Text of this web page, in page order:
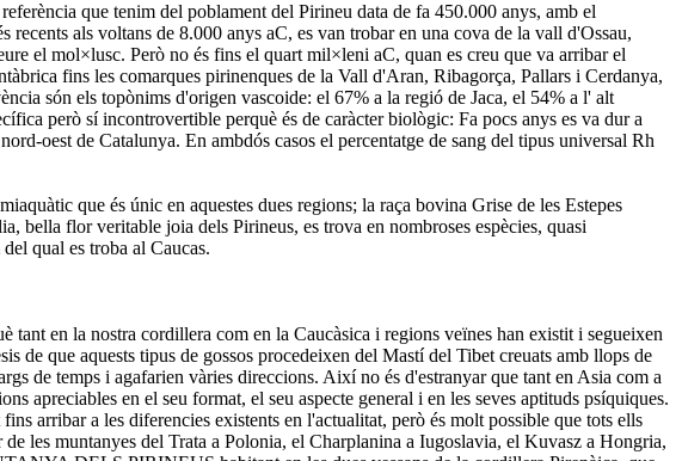
que tenim del poblament del Pirineu data de fa 450.000 anys, amb el
als voltans de 8.000 anys aC, es van trobar en una cova de la vall d'Ossau,
el mol×lusc. Però no és fins el quart mil×leni aC, quan es creu que va arribar el
fins les comarques pirinenques de la Vall d'Aran, Ribagorça, Pallars i Cerdanya,
són els topònims d'origen vascoide: el 67% a la regió de Jaca, el 54% a l' alt
però sí incontrovertible perquè és de caràcter biològic: Fa pocs anys es va dur a
oest de Catalunya. En ambdós casos el percentatge de sang del tipus universal Rh
que és únic en aquestes dues regions; la raça bovina Grise de les Estepes
bella flor veritable joia dels Pirineus, es trova en nombroses espècies, quasi
qual es troba al Caucas.
en la nostra cordillera com en la Caucàsica i regions veïnes han existit i segueixen
de que aquests tipus de gossos procedeixen del Mastí del Tibet creuats amb llops de
de temps i agafarien vàries direccions. Així no és d'estranyar que tant en Asia com a
apreciables en el seu format, el seu aspecte general i en les seves aptituds psíquiques.
arribar a les diferencies existents en l'actualitat, però és molt possible que tots ells
les muntanyes del Trata a Polonia, el Charplanina a Iugoslavia, el Kuvasz a Hongria,